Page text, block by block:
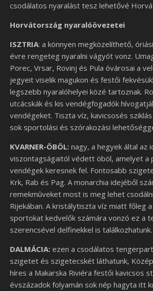
csodálatos nyaralást tesz lehetővé
Horvátország nyaralóövezetei
ISZTRIA: a könnyen megközelíthető,
évre rengeteg nyaralni vágyót vonz.
Porec, Vrsar, Rovinj és Pula óvárosai a
jegyeit viselik magukon és festői
legszebb nyaralóhelyei közé tartoznak.
utcácskák és kis vendégfogadók
vendégeket. Tiszta víz, kavicsosés
sok sportolási és szórakozási
KVARNER-ÖBÖL: nagy, a hegyek által az
viszontagságaitól védett öböl, amelyet a
vendégek keresnek fel. Fontosabb
Krk, Rab és Pag. A monarchia idejéből
remekmûveket most is meg lehet
Rijekában. A kristálytiszta víz miatt főleg
sportokat kedvelők számára vonzó ez a
szerencsével delfinekkel is találkozhatunk.
DALMÁCIA: ezen a csodálatos
szigetet és szigetecskét láthatunk,
híres a Makarska Riviéra festői kavicsos
évszázadok folyamán sok nép hagyta itt